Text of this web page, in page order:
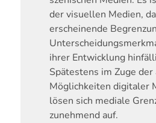
der visuellen Medien,
erscheinende
ihrer Entwicklung
Spätestens im Zuge
Möglichkeiten digitaler
lösen sich mediale
zunehmend auf.